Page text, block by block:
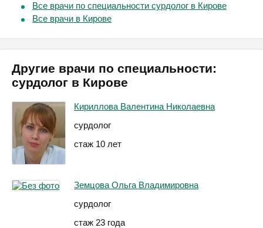
Все врачи по специальности сурдолог в Кирове
Все врачи в Кирове
Другие врачи по специальности:
сурдолог в Кирове
Кириллова Валентина Николаевна
сурдолог
стаж 10 лет
Земцова Ольга Владимировна
сурдолог
стаж 23 года